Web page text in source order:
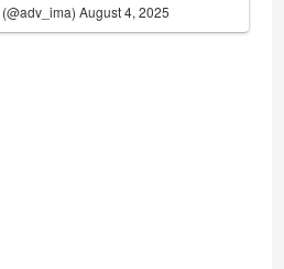
August 4, 2025